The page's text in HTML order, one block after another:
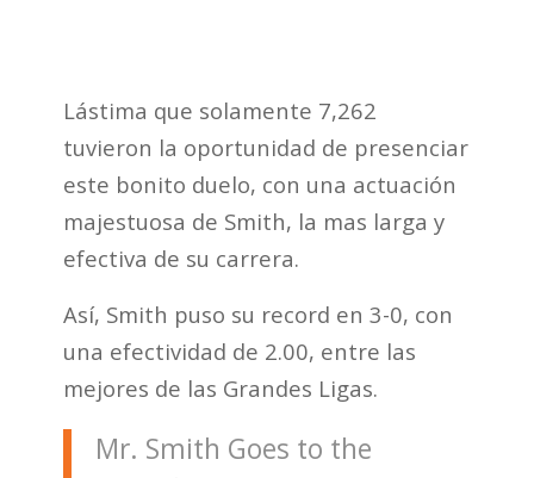
Lástima que solamente 7,262
tuvieron la oportunidad de presenciar
este bonito duelo, con una actuación
majestuosa de Smith, la mas larga y
efectiva de su carrera.
Así, Smith puso su record en 3-0, con
una efectividad de 2.00, entre las
mejores de las Grandes Ligas.
Mr. Smith Goes to the